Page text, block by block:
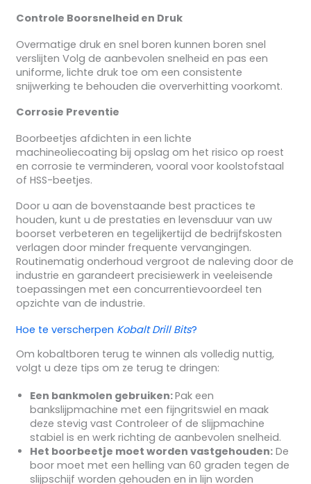
Controle Boorsnelheid en Druk
Overmatige druk en snel boren kunnen boren snel
verslijten Volg de aanbevolen snelheid en pas een
uniforme, lichte druk toe om een consistente
snijwerking te behouden die oververhitting voorkomt.
Corrosie Preventie
Boorbeetjes afdichten in een lichte
machineoliecoating bij opslag om het risico op roest
en corrosie te verminderen, vooral voor koolstofstaal
of HSS-beetjes.
Door u aan de bovenstaande best practices te
houden, kunt u de prestaties en levensduur van uw
boorset verbeteren en tegelijkertijd de bedrijfskosten
verlagen door minder frequente vervangingen.
Routinematig onderhoud vergroot de naleving door de
industrie en garandeert precisiewerk in veeleisende
toepassingen met een concurrentievoordeel ten
opzichte van de industrie.
Hoe te verscherpen Kobalt Drill Bits?
Om kobaltboren terug te winnen als volledig nuttig,
volgt u deze tips om ze terug te dringen:
Een bankmolen gebruiken:Pak een
bankslijpmachine met een fijngritswiel en maak
deze stevig vast Controleer of de slijpmachine
stabiel is en werk richting de aanbevolen snelheid.
Het boorbeetje moet worden vastgehouden:De
boor moet met een helling van 60 graden tegen de
slijpschijf worden gehouden en in lijn worden